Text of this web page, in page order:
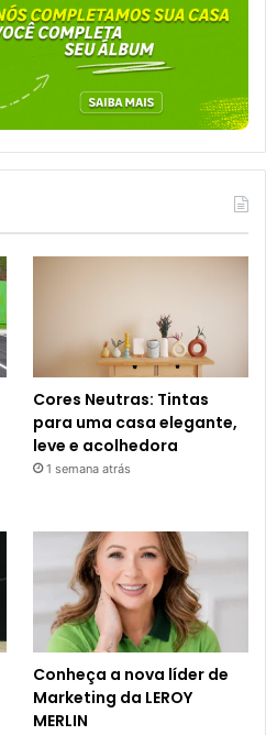
Cores Neutras: Tintas
para uma casa elegante,
leve e acolhedora
1 semana atrás
Conheça a nova líder de
Marketing da LEROY
MERLIN